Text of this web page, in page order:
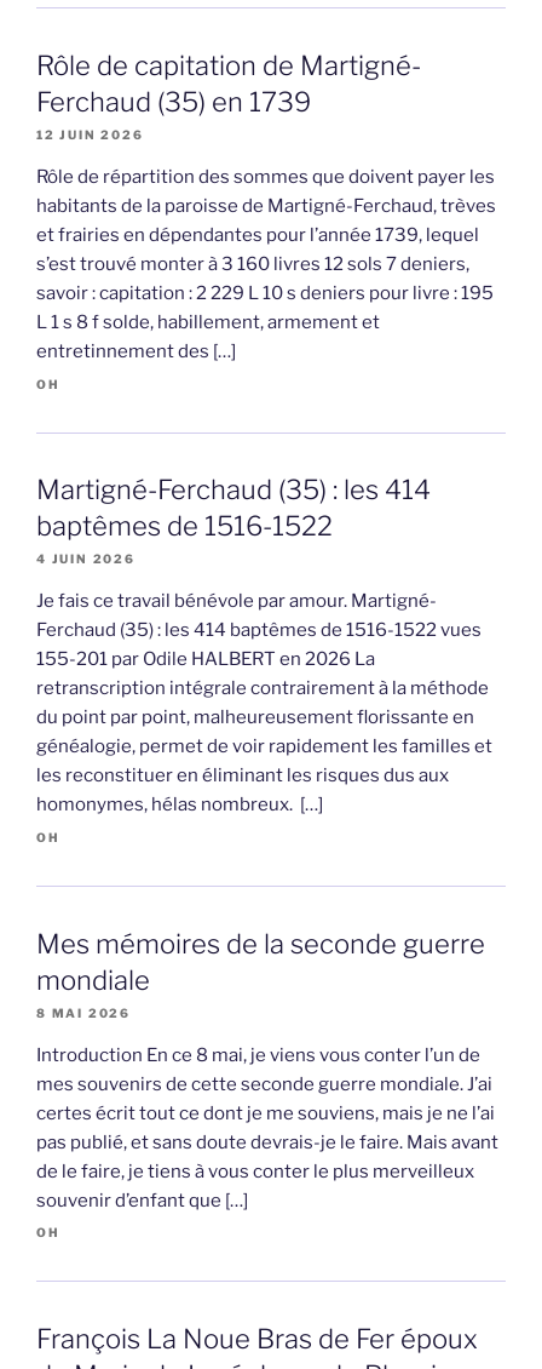
Rôle de capitation de Martigné-
Ferchaud (35) en 1739
12 JUIN 2026
Rôle de répartition des sommes que doivent payer les
habitants de la paroisse de Martigné-Ferchaud, trèves
et frairies en dépendantes pour l’année 1739, lequel
s’est trouvé monter à 3 160 livres 12 sols 7 deniers,
savoir : capitation : 2 229 L 10 s deniers pour livre : 195
L 1 s 8 f solde, habillement, armement et
entretinnement des […]
OH
Martigné-Ferchaud (35) : les 414
baptêmes de 1516-1522
4 JUIN 2026
Je fais ce travail bénévole par amour. Martigné-
Ferchaud (35) : les 414 baptêmes de 1516-1522 vues
155-201 par Odile HALBERT en 2026 La
retranscription intégrale contrairement à la méthode
du point par point, malheureusement florissante en
généalogie, permet de voir rapidement les familles et
les reconstituer en éliminant les risques dus aux
homonymes, hélas nombreux. […]
OH
Mes mémoires de la seconde guerre
mondiale
8 MAI 2026
Introduction En ce 8 mai, je viens vous conter l’un de
mes souvenirs de cette seconde guerre mondiale. J’ai
certes écrit tout ce dont je me souviens, mais je ne l’ai
pas publié, et sans doute devrais-je le faire. Mais avant
de le faire, je tiens à vous conter le plus merveilleux
souvenir d’enfant que […]
OH
François La Noue Bras de Fer époux